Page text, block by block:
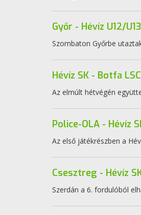
Győr - Hévíz U12/
Szombaton Győrbe
Hévíz SK - Botfa
Az elmúlt hétvégén
Police-OLA - Hévíz
Az első játékrészben a
Csesztreg - Hévíz
Szerdán a 6. fordulóból